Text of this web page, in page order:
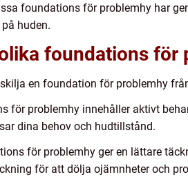
foundations för problemhy har
huden.
foundations för
en foundation för problemhy
för problemhy innehåller aktivt
dina behov och hudtillstånd.
för problemhy ger en lättare
för att dölja ojämnheter och